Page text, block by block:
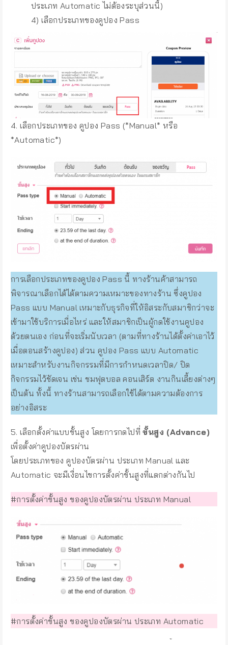
ประเภท Automatic ไม่ต้องระบุส่วนนี้)
4) เลือกประเภทของคูปอง Pass
4. เลือกประเภทของ คูปอง Pass (*Manual* หรือ
*Automatic*)
การเลือกประเภทของคูปอง Pass นี้ ทางร้านค้าสามารถ
พิจารณาเลือกได้ได้ตามความเหมาะของทางร้าน ซึ่งคูปอง
Pass แบบ Manual เหมาะกับธุรกิจที่ให้อิสระกับสมาชิกว่าจะ
เข้ามาใช้บริการเมื่อไหร่ และให้สมาชิกเป็นผู้กดใช้งานคูปอง
ด้วยตนเอง ก่อนที่จะเริ่มนับเวลา (ตามที่ทางร้านได้ตั้งค่าเอาไว้
เมื่อตอนสร้างคูปอง) ส่วน คูปอง Pass แบบ Automatic
เหมาะสำหรับงานกิจกรรมที่มีการกำหนดเวลาปิด/ ปิด
กิจกรรมไว้ชัดเจน เช่น ชมฟุตบอล คอนเสิร์ต งานกินเลี้ยงต่างๆ
เป็นต้น ทั้งนี้ ทางร้านสามารถเลือกใช้ได้ตามความต้องการ
อย่างอิสระ
5. เลือกตั้งค่าแบบขั้นสูง โดยการกดไปที่ขั้นสูง (Advance)
เพื่อตั้งค่าคูปองบัตรผ่าน
โดยประเภทของ คูปองบัตรผ่าน ประเภท Manualและ
Automatic จะมีเงื่อนไขการตั้งค่าขั้นสูงที่แตกต่างกันไป
#การตั้งค่าขั้นสูง ของคูปองบัตรผ่าน ประเภท Manual
#การตั้งค่าขั้นสูง ของคูปองบัตรผ่าน ประเภท Automatic